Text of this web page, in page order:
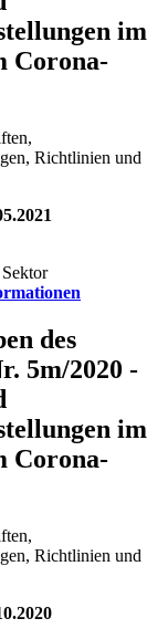
im
Corona-
Richtlinien und
des
5m/2020 -
im
Corona-
Richtlinien und